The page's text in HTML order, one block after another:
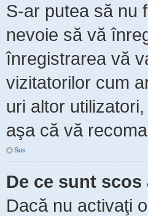
S-ar putea să nu
nevoie să vă
înregistrarea vă
vizitatorilor cum
uri altor
aşa că vă
Sus
De ce sunt
Dacă nu activaţi